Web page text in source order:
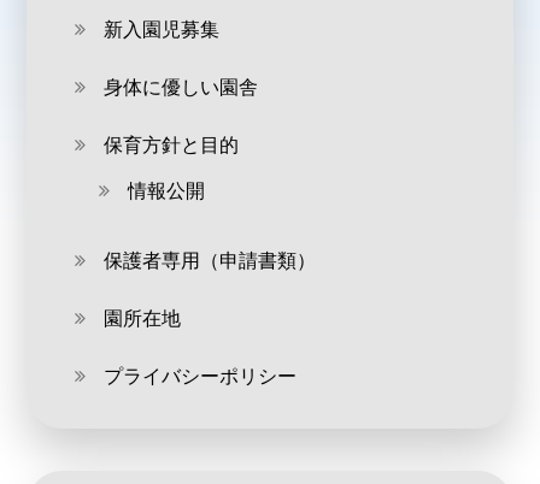
新入園児募集
身体に優しい園舎
保育方針と目的
情報公開
保護者専用（申請書類）
園所在地
プライバシーポリシー